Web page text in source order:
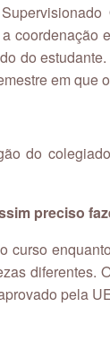
do
em
do
preciso
pela